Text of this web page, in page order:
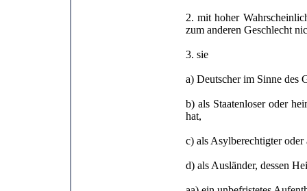
2. mit hoher
zum anderen Geschlecht
3. sie
a) Deutscher im Sinne des
b) als Staatenloser oder
hat,
c) als Asylberechtigter
d) als Ausländer, dessen